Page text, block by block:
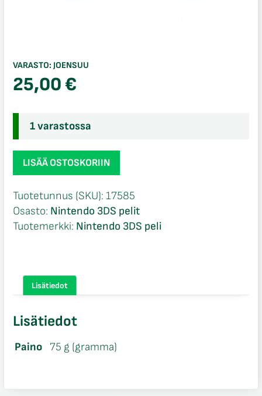
VARASTO: JOENSUU
25,00€
1 varastossa
The
Adventures
Tintin
the
Secret
Unicorn
CIB
3DS
määrä
LISÄÄ OSTOSKORIIN
Tuotetunnus (SKU): 17585
Osasto: Nintendo 3DS pelit
Tuotemerkki: Nintendo 3DS peli
Lisätiedot
Lisätiedot
Paino 75 g (gramma)